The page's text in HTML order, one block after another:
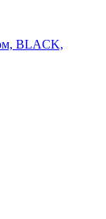
BLACK,